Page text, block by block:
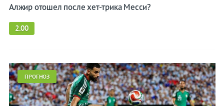
Алжир отошел после хет-трика Месси?
2.00
ПРОГНОЗ